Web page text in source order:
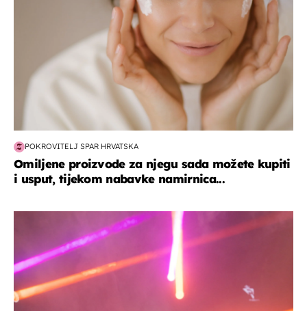
POKROVITELJ SPAR HRVATSKA
Omiljene proizvode za njegu sada možete kupiti
i usput, tijekom nabavke namirnica...